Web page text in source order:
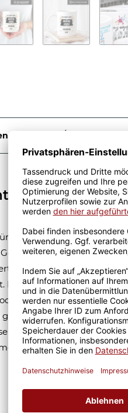
eine richtig
Frauen-Berufe - So sieht
egal zu
Keramik wurden mit
Mit viel Erfahrung werden
bedruckt. Die
Somit ist eine
garantiert und der
gleich nochmal so gut.